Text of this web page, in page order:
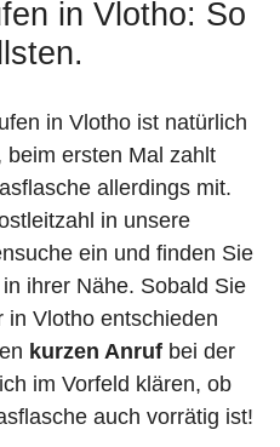
in Vlotho: So
in Vlotho ist natürlich
ersten Mal zahlt
allerdings mit.
in unsere
ein und finden Sie
ihrer Nähe. Sobald Sie
in Vlotho entschieden
kurzen Anruf bei der
im Vorfeld klären, ob
auch vorrätig ist!